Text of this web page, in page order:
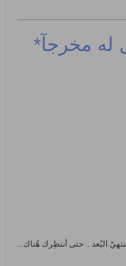
له مخرجآ*
البُعد .. حتى أنتظِرك هُناك...